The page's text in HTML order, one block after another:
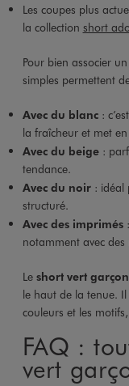
Les coupes plus
la collection short
Pour bien associer un
simples permettent
Avec du blanc:
la fraîcheur et met
Avec du beige:
tendance.
Avec du noir: idéal
structuré.
Avec des imprimés:
notamment avec
Le short vert garçon
le haut de la tenue.
couleurs et les
FAQ :
vert